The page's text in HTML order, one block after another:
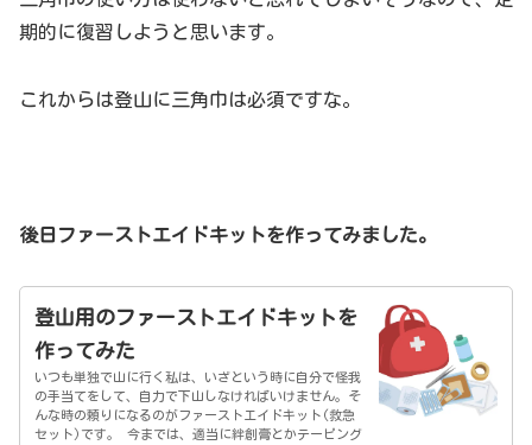
期的に復習しようと思います。
これからは登山に三角巾は必須ですな。
後日ファーストエイドキットを作ってみました。
登山用のファーストエイドキットを
作ってみた
いつも単独で山に行く私は、いざという時に自分で怪我
の手当てをして、自力で下山しなければいけません。そ
んな時の頼りになるのがファーストエイドキット(救急
セット)です。 今までは、適当に絆創膏とかテーピング